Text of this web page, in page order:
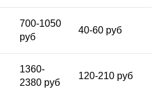
700-1050
руб
40-60 руб
1360-
2380 руб
120-210 руб